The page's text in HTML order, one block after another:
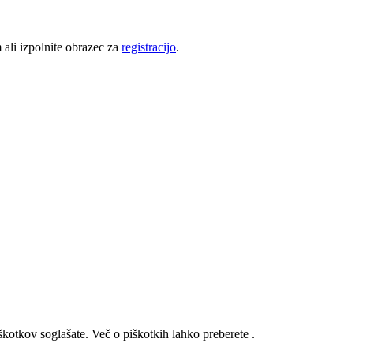
izpolnite obrazec za registracijo.
soglašate. Več o piškotkih lahko preberete .